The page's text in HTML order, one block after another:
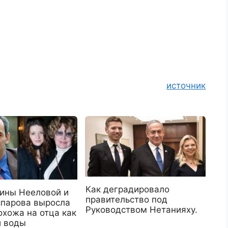
источник
Нееловой и
выросла
на отца как
воды
Как деградировало
правительство под
Руководством Нетанияху.